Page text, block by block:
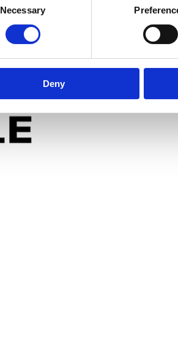
Necessary
Deny